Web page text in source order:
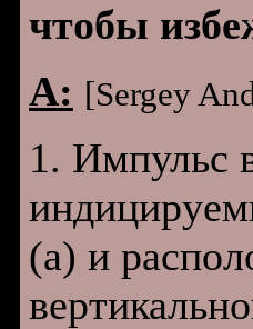
чтобы
A: [Sergey
1. Импульс
(а) и